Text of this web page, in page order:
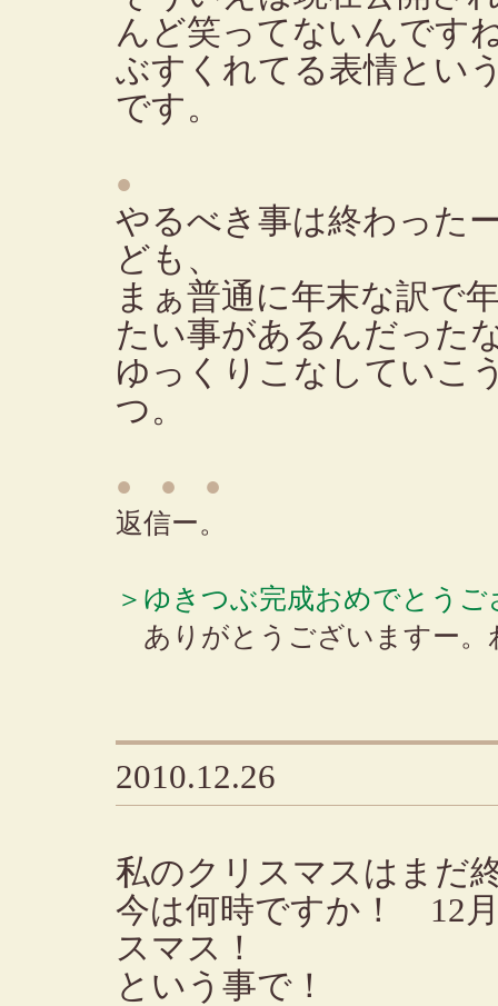
んど笑ってないんです
ぶすくれてる表情とい
です。
●
やるべき事は終わった
ども、
まぁ普通に年末な訳で
たい事があるんだった
ゆっくりこなしていこ
つ。
● ● ●
返信ー。
＞ゆきつぶ完成おめでとう
ありがとうございますー。
2010.12.26
私のクリスマスはまだ
今は何時ですか！ 12
スマス！
という事で！